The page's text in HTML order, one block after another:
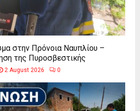
στην Πρόνοια Ναυπλίου –
της Πυροσβεστικής
2 August 2026 0